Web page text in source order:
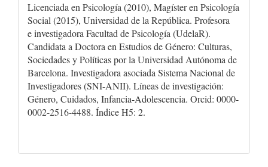
Licenciada en Psicología (2010), Magíster en Psicología
Social (2015), Universidad de la República. Profesora
e investigadora Facultad de Psicología (UdelaR).
Candidata a Doctora en Estudios de Género: Culturas,
Sociedades y Políticas por la Universidad Autónoma de
Barcelona. Investigadora asociada Sistema Nacional de
Investigadores (SNI-ANII). Líneas de investigación:
Género, Cuidados, Infancia-Adolescencia. Orcid: 0000-
0002-2516-4488. Índice H5: 2.